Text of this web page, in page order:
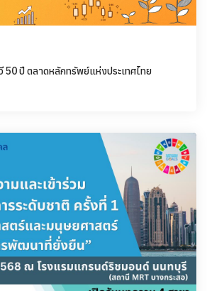
50 ปี ตลาดหลักทรัพย์แห่งประเทศไทย